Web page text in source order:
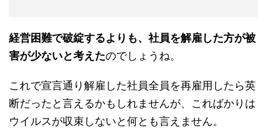
経営困難で破綻するよりも、社員を解雇した方が被
害が少ないと考えたのでしょうね。
これで宣言通り解雇した社員全員を再雇用したら英
断だったと言えるかもしれませんが、こればかりは
ウイルスが収束しないと何とも言えません。